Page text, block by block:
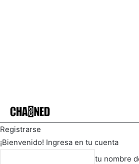
Registrarse
¡Bienvenido! Ingresa en tu cuenta
tu nombre